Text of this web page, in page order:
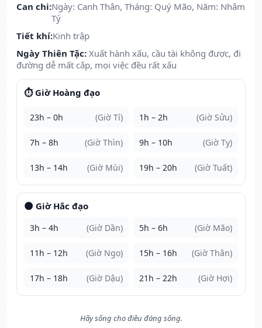
Can chi:Ngày: Canh Thân, Tháng: Quý Mão, Năm: Nhâm
Tý
Tiết khí:Kinh trập
Ngày Thiên Tặc: Xuất hành xấu, cầu tài không được, đi
đường dễ mất cắp, mọi việc đều rất xấu
⏱️ Giờ Hoàng đạo
23h – 0h (Giờ Tí) 1h – 2h (Giờ Sửu)
7h – 8h (Giờ Thìn) 9h – 10h (Giờ Tỵ)
13h – 14h (Giờ Mùi) 19h – 20h (Giờ Tuất)
🌑 Giờ Hắc đạo
3h – 4h (Giờ Dần) 5h – 6h (Giờ Mão)
11h – 12h (Giờ Ngọ) 15h – 16h (Giờ Thân)
17h – 18h (Giờ Dậu) 21h – 22h (Giờ Hợi)
Hãy sống cho điều đáng sống.